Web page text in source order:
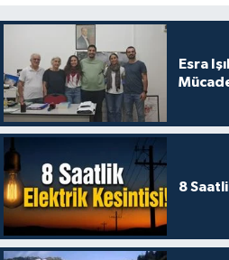
Esra
8